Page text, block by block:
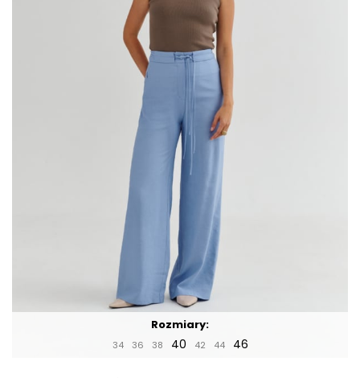
Rozmiary:
34 36 38 40 42 44 46